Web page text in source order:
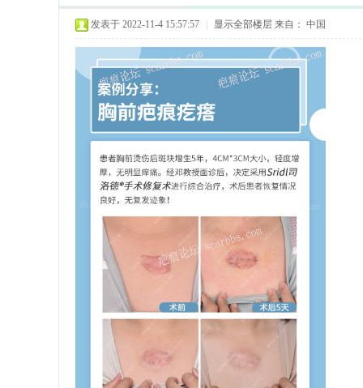
坛
发表于 2022-11-4 15:57:57 显示全部楼层 来自： 中国